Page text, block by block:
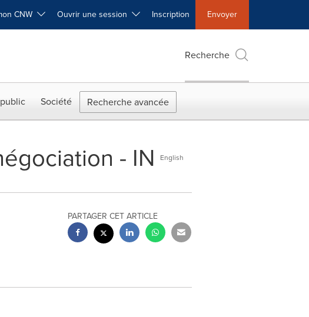
CNW Ouvrir une session Inscription Envoyer
Recherche
Société Recherche avancée
- IN English
PARTAGER CET ARTICLE